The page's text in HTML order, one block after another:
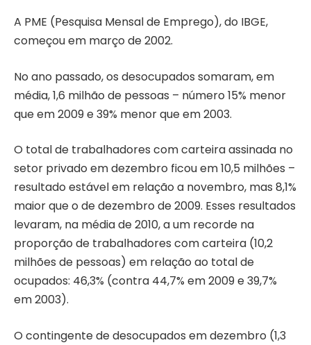
A PME (Pesquisa Mensal de Emprego), do IBGE,
começou em março de 2002.
No ano passado, os desocupados somaram, em
média, 1,6 milhão de pessoas – número 15% menor
que em 2009 e 39% menor que em 2003.
O total de trabalhadores com carteira assinada no
setor privado em dezembro ficou em 10,5 milhões –
resultado estável em relação a novembro, mas 8,1%
maior que o de dezembro de 2009. Esses resultados
levaram, na média de 2010, a um recorde na
proporção de trabalhadores com carteira (10,2
milhões de pessoas) em relação ao total de
ocupados: 46,3% (contra 44,7% em 2009 e 39,7%
em 2003).
O contingente de desocupados em dezembro (1,3